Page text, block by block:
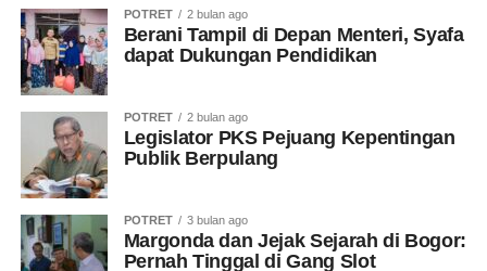
POTRET 2 bulan ago
Berani Tampil di Depan Menteri, Syafa
dapat Dukungan Pendidikan
POTRET 2 bulan ago
Legislator PKS Pejuang Kepentingan
Publik Berpulang
POTRET 3 bulan ago
Margonda dan Jejak Sejarah di Bogor:
Pernah Tinggal di Gang Slot